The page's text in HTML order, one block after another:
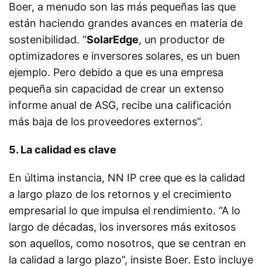
Boer, a menudo son las más pequeñas las que
están haciendo grandes avances en materia de
sostenibilidad. “SolarEdge, un productor de
optimizadores e inversores solares, es un buen
ejemplo. Pero debido a que es una empresa
pequeña sin capacidad de crear un extenso
informe anual de ASG, recibe una calificación
más baja de los proveedores externos”.
5. La calidad es clave
En última instancia, NN IP cree que es la calidad
a largo plazo de los retornos y el crecimiento
empresarial lo que impulsa el rendimiento. “A lo
largo de décadas, los inversores más exitosos
son aquellos, como nosotros, que se centran en
la calidad a largo plazo”, insiste Boer. Esto incluye